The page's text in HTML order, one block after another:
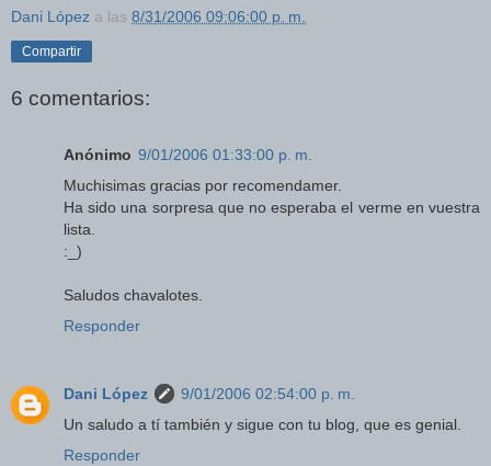
Dani López a las 8/31/2006 09:06:00 p. m.
Compartir
6 comentarios:
Anónimo 9/01/2006 01:33:00 p. m.
Muchisimas gracias por recomendamer.
Ha sido una sorpresa que no esperaba el verme en vuestra
lista.
:_)
Saludos chavalotes.
Responder
Dani López
9/01/2006 02:54:00 p. m.
Un saludo a tí también y sigue con tu blog, que es genial.
Responder